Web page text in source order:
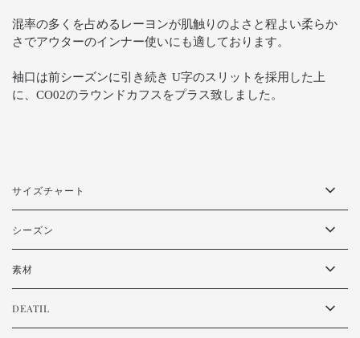
混率の多くを占めるレーヨンが肌触りのよさと程よい柔らか
さでアウターのインナー使いにも適しております。
袖口は前シーズンに引き続き U字のスリットを採用した上
に、CO02のラウンドカフスをプラス致しました。
サイズチャート
シーズン
素材
DEATIL